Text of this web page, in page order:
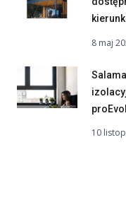
8 maj
10